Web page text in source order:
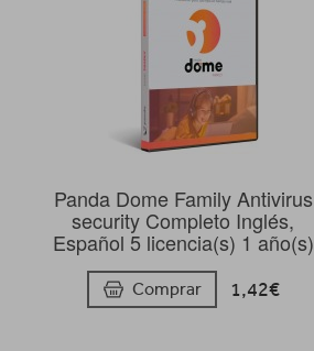
Panda Dome Family Antivirus
security Completo Inglés,
Español 5 licencia(s) 1 año(s)
Comprar 1,42€